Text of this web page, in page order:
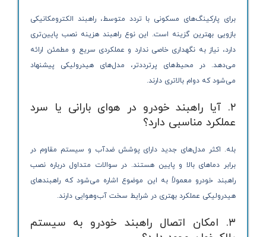
برای پارکینگ‌های مسکونی با تردد متوسط، راهبند الکترومکانیکی
بازویی بهترین گزینه است. این نوع راهبند هزینه نصب پایین‌تری
دارد، نیاز به نگهداری خاصی ندارد و عملکردی سریع و مطمئن ارائه
می‌دهد. در محیط‌های پرترددتر، مدل‌های هیدرولیکی پیشنهاد
می‌شود که دوام بالاتری دارند.
۲. آیا راهبند خودرو در هوای بارانی یا سرد
عملکرد مناسبی دارد؟
بله. اکثر مدل‌های جدید دارای پوشش ضدآب و سیستم مقاوم در
برابر دماهای بالا و پایین هستند. در سوالات متداول درباره نصب
راهبند خودرو معمولاً به این موضوع اشاره می‌شود که راهبندهای
هیدرولیکی عملکرد بهتری در شرایط سخت آب‌وهوایی دارند.
۳. امکان اتصال راهبند خودرو به سیستم